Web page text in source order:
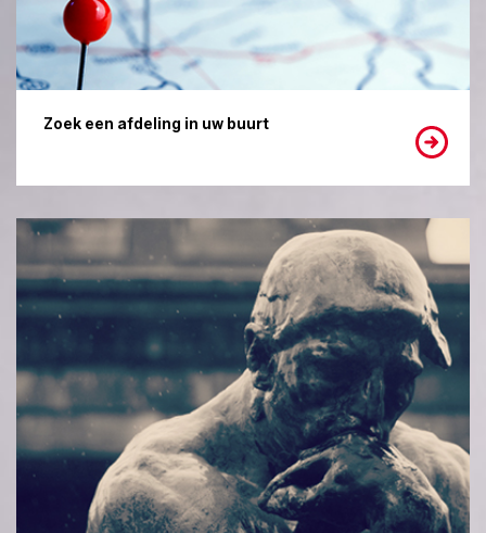
Zoek een afdeling in uw buurt